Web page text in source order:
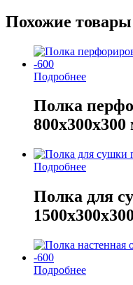
Похожие товары
Подробнее
Полка
Подробнее
Полка для
Подробнее